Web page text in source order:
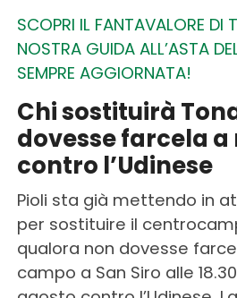
SCOPRI IL FANTAVALORE DI
NOSTRA GUIDA ALL’ASTA
SEMPRE AGGIORNATA!
Chi sostituirà
dovesse farcela
contro l’Udinese
Pioli sta già mettendo in
per sostituire il
qualora non dovesse
campo a San Siro alle